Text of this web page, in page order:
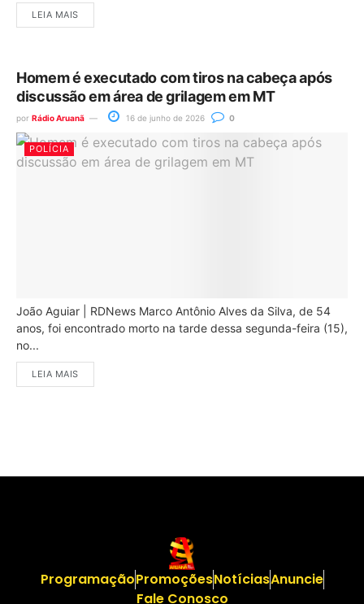
LEIA MAIS
Homem é executado com tiros na cabeça após
discussão em área de grilagem em MT
por Rádio Aruanã 16 de junho de 2026 0
POLÍCIA
João Aguiar | RDNews Marco Antônio Alves da Silva, de 54
anos, foi encontrado morto na tarde dessa segunda-feira (15),
no...
LEIA MAIS
ProgramaçãoPromoçõesNotíciasAnuncie
Fale Conosco